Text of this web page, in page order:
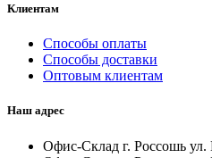
Клиентам
Способы оплаты
Способы доставки
Оптовым клиентам
Наш адрес
Офис-Склад г. Россошь